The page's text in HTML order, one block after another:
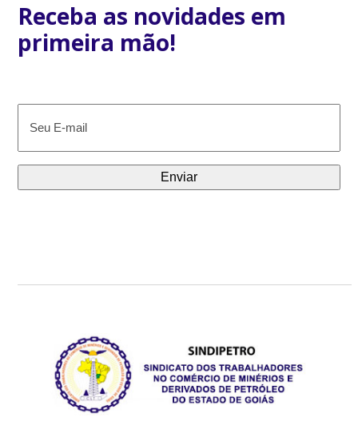
Receba as novidades em
primeira mão!
mail
(obrigatório)